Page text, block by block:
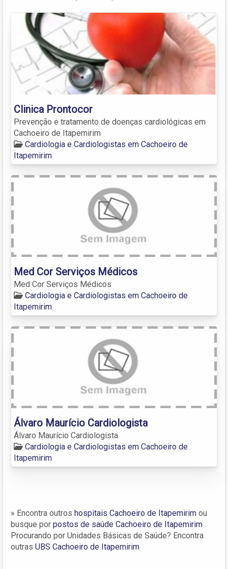
Clinica Prontocor
Prevenção e tratamento de doenças cardiológicas em
Cachoeiro de Itapemirim
Cardiologia e Cardiologistas em Cachoeiro de
Itapemirim
Med Cor Serviços Médicos
Med Cor Serviços Médicos
Cardiologia e Cardiologistas em Cachoeiro de
Itapemirim
Álvaro Maurício Cardiologista
Álvaro Maurício Cardiologista
Cardiologia e Cardiologistas em Cachoeiro de
Itapemirim
» Encontra outros hospitais Cachoeiro de Itapemirim ou
busque por postos de saúde Cachoeiro de Itapemirim .
Procurando por Unidades Básicas de Saúde? Encontra
outras UBS Cachoeiro de Itapemirim